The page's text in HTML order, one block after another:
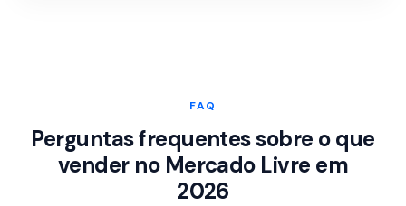
FAQ
Perguntas frequentes sobre o que
vender no Mercado Livre em
2026